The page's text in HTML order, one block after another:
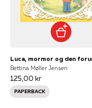
Bettina Møller Jensen
125,00 kr
PAPERBACK